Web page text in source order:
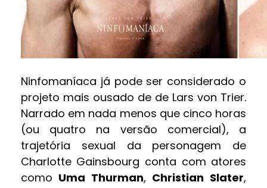
Ninfomaníaca já pode ser considerado o
projeto mais ousado de de Lars von Trier.
Narrado em nada menos que cinco horas
(ou quatro na versão comercial), a
trajetória sexual da personagem de
Charlotte Gainsbourg conta com atores
como Uma Thurman, Christian Slater,